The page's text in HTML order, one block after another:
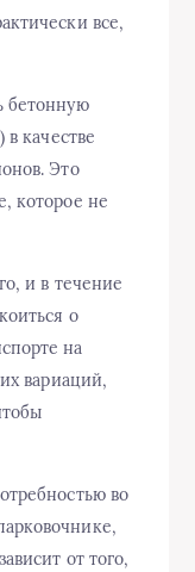
все,
бетонную
) в качестве
Это
которое не
и в течение
о
на
вариаций,
во
от того,